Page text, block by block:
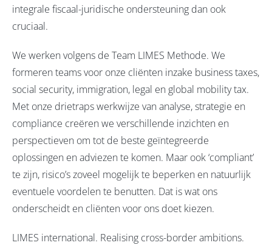
integrale fiscaal-juridische ondersteuning dan ook
cruciaal.
We werken volgens de Team LIMES Methode. We
formeren teams voor onze cliënten inzake business taxes,
social security, immigration, legal en global mobility tax.
Met onze drietraps werkwijze van analyse, strategie en
compliance creëren we verschillende inzichten en
perspectieven om tot de beste geïntegreerde
oplossingen en adviezen te komen. Maar ook ‘compliant’
te zijn, risico’s zoveel mogelijk te beperken en natuurlijk
eventuele voordelen te benutten. Dat is wat ons
onderscheidt en cliënten voor ons doet kiezen.
LIMES international. Realising cross-border ambitions.